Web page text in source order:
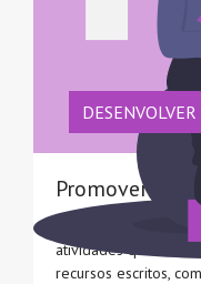
DESENVOLVER
Promover a
A promoção da
atividades que
recursos escritos,